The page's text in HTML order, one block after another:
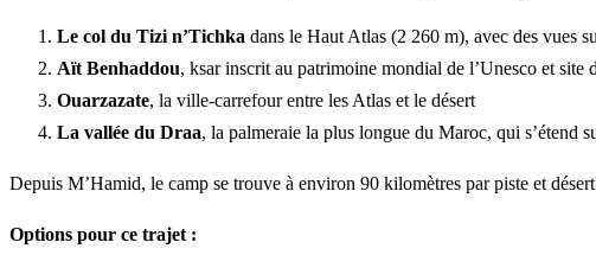
Le col du Tizi n’Tichka dans le Haut Atlas (2 260 m), avec des vues
Aït Benhaddou, ksar inscrit au patrimoine mondial de l’Unesco et site
Ouarzazate, la ville-carrefour entre les Atlas et le désert
La vallée du Draa, la palmeraie la plus longue du Maroc, qui s’étend
Depuis M’Hamid, le camp se trouve à environ 90 kilomètres par piste et
Options pour ce trajet :